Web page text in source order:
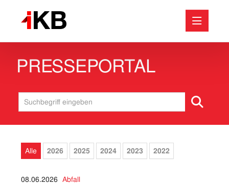
Medieninformationen
Energie
Bäder
Internet & IT
Baustellen
Unternehmen
PRESSEPORTAL
Alle 2026 2025 2024 2023 2022
08.06.2026 Abfall